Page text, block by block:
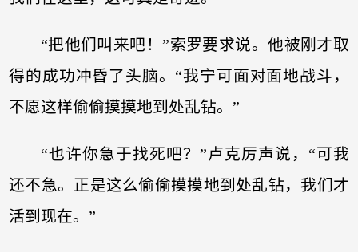
“把他们叫来吧！”索罗要求说。他被刚才取
得的成功冲昏了头脑。“我宁可面对面地战斗，
不愿这样偷偷摸摸地到处乱钻。”
“也许你急于找死吧？”卢克厉声说，“可我
还不急。正是这么偷偷摸摸地到处乱钻，我们才
活到现在。”